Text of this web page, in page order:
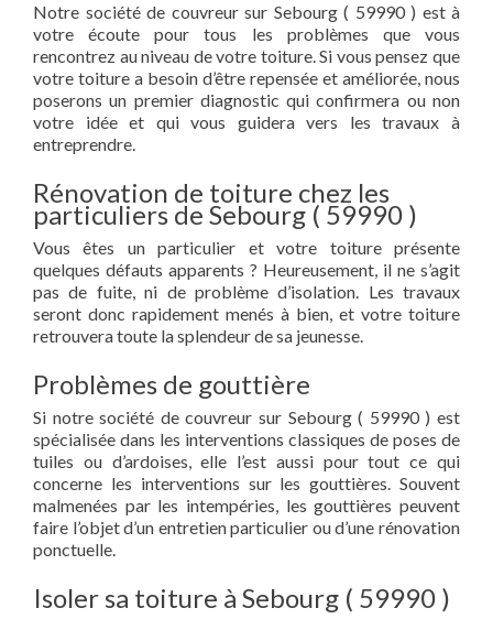
Notre société de couvreur sur Sebourg ( 59990 ) est à
votre écoute pour tous les problèmes que vous
rencontrez au niveau de votre toiture. Si vous pensez que
votre toiture a besoin d’être repensée et améliorée, nous
poserons un premier diagnostic qui confirmera ou non
votre idée et qui vous guidera vers les travaux à
entreprendre.
Rénovation de toiture chez les
particuliers de Sebourg ( 59990 )
Vous êtes un particulier et votre toiture présente
quelques défauts apparents ? Heureusement, il ne s’agit
pas de fuite, ni de problème d’isolation. Les travaux
seront donc rapidement menés à bien, et votre toiture
retrouvera toute la splendeur de sa jeunesse.
Problèmes de gouttière
Si notre société de couvreur sur Sebourg ( 59990 ) est
spécialisée dans les interventions classiques de poses de
tuiles ou d’ardoises, elle l’est aussi pour tout ce qui
concerne les interventions sur les gouttières. Souvent
malmenées par les intempéries, les gouttières peuvent
faire l’objet d’un entretien particulier ou d’une rénovation
ponctuelle.
Isoler sa toiture à Sebourg ( 59990 )